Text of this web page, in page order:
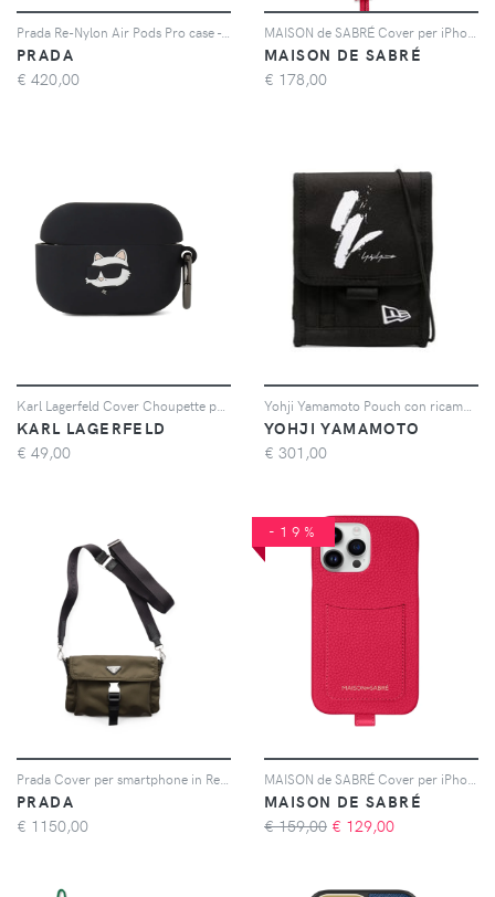
PRADA
€ 420,00
MAISON DE SABRÉ
€ 178,00
KARL LAGERFELD
€ 49,00
YOHJI YAMAMOTO
€ 301,00
PRADA
€ 1150,00
-19%
MAISON DE SABRÉ
€ 159,00 € 129,00